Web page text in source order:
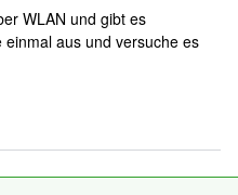
WLAN und gibt es
aus und versuche es